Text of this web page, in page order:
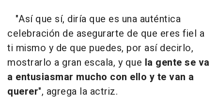
"Así que sí, diría que es una auténtica
celebración de asegurarte de que eres fiel a
ti mismo y de que puedes, por así decirlo,
mostrarlo a gran escala, y que la gente se va
a entusiasmar mucho con ello y te van a
querer", agrega la actriz.